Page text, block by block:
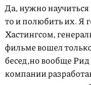
Да, нужно
то и полюбить их. Я
Хастингсом,
фильме вошел
бесед,но вообще Рид
компании